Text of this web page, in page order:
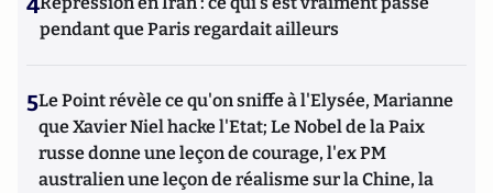
pendant que Paris regardait ailleurs
5Le Point révèle ce qu'on sniffe à l'Elysée, Marianne
que Xavier Niel hacke l'Etat; Le Nobel de la Paix
russe donne une leçon de courage, l'ex PM
australien une leçon de réalisme sur la Chine, la